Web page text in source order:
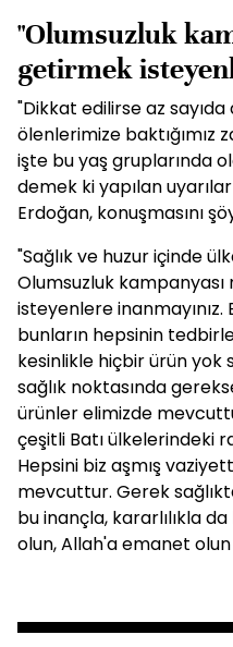
"Olumsuzluk
getirmek
"Dikkat edilirse az
ölenlerimize baktığımız
işte bu yaş gruplarında
demek ki yapılan
Erdoğan, konuşmasını
"Sağlık ve huzur içinde
Olumsuzluk
isteyenlere
bunların hepsinin
kesinlikle hiçbir ürün
sağlık noktasında
ürünler elimizde
çeşitli Batı ülkelerindeki
Hepsini biz aşmış
mevcuttur. Gerek
bu inançla, kararlılıkla
olun, Allah'a emanet